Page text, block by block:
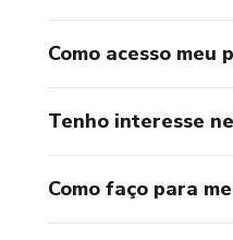
Como acesso meu
Tenho interesse
Como faço para